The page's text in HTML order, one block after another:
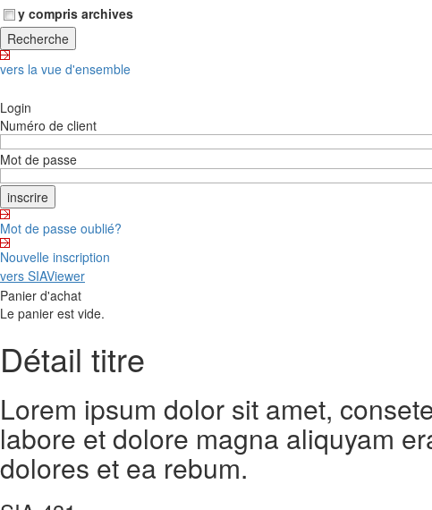
y compris archives
vers la vue d'ensemble
Login
Numéro de client
Mot de passe
Mot de passe oublié?
Nouvelle inscription
vers SIAViewer
Panier d'achat
Le panier est vide.
Détail titre
Lorem ipsum dolor sit amet,
labore et dolore magna aliquyam
dolores et ea rebum.